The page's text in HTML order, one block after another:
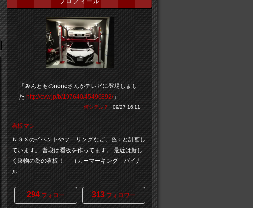
プロフィール
「みんとものnonoさんがテレビに登場しまし
たhttp://cvw.jp/b/197640/45496892/」
何シテル？ 09/27 16:11
看板マン
ＮＳＸのイベントやツーリングなど、色々と計画し
ています。 普段は看板を作ってます。 最近は新し
く乗物の為の看板！！ （カーマーキング バイナ
ル...
294フォロー 313フォロワー